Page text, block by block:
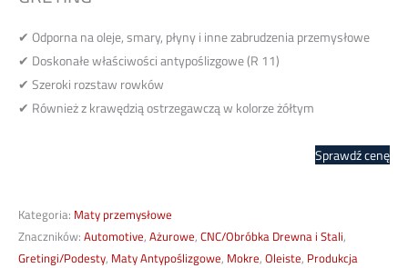
✔ Odporna na oleje, smary, płyny i inne zabrudzenia przemysłowe
✔ Doskonałe właściwości antypoślizgowe (R 11)
✔ Szeroki rozstaw rowków
✔ Również z krawędzią ostrzegawczą w kolorze żółtym
Sprawdź cenę
Kategoria: Maty przemysłowe
Znaczników: Automotive, Ażurowe, CNC/Obróbka Drewna i Stali,
Gretingi/Podesty, Maty Antypoślizgowe, Mokre, Oleiste, Produkcja